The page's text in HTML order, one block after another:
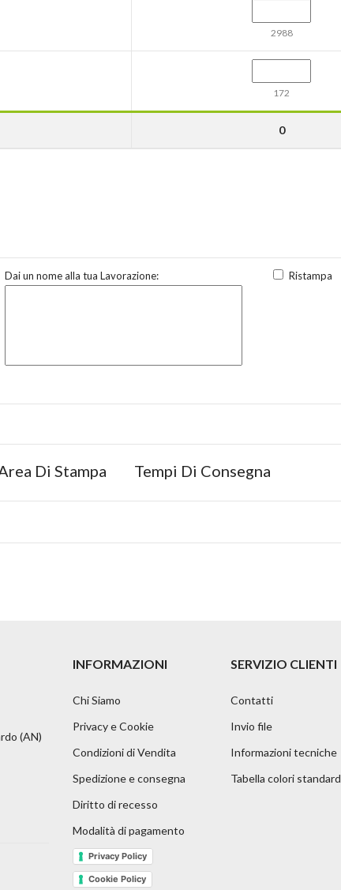
2988
172
0
Dai un nome alla tua Lavorazione: Ristampa
Di Stampa Tempi Di Consegna
(AN)
INFORMAZIONI
Chi Siamo
Privacy e Cookie
Condizioni di Vendita
Spedizione e consegna
Diritto di recesso
Modalità di pagamento
Privacy Policy
Cookie Policy
SERVIZIO CLIENTI
Contatti
Invio file
Informazioni tecniche
Tabella colori standard